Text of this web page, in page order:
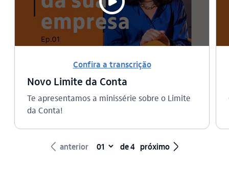
Confira a transcrição
Novo Limite da Conta​
Te apresentamos a minissérie sobre o Limite
da Conta! ​
seta_esquerda anterior de 4 próximo seta_direita